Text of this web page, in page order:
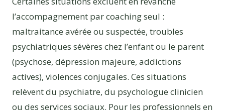
l’accompagnement par coaching seul :
maltraitance avérée ou suspectée, troubles
psychiatriques sévères chez l’enfant ou le parent
(psychose, dépression majeure, addictions
actives), violences conjugales. Ces situations
relèvent du psychiatre, du psychologue clinicien
ou des services sociaux. Pour les professionnels en